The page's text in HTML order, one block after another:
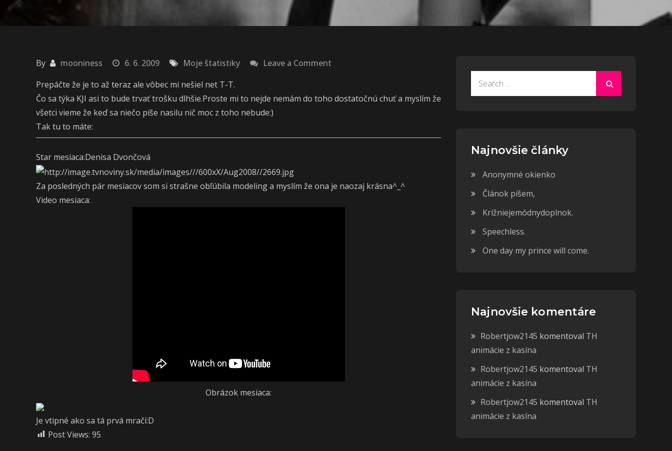
By mooniness 6. 6. 2009 Moje štatistiky Leave a Comment
Prepáčte že je to až teraz ale vôbec mi nešiel net T-T.
Čo sa týka KJI asi to bude trvať trošku dlhšie.Proste mi to nejde nemám do toho dostatočnú chuť a myslím že
všetci vieme že keď sa niečo píše nasilu nič moc z toho nebude:)
Tak tu to máte:
Star mesiaca:Denisa Dvončová
Za posledných pár mesiacov som si strašne obľúbila modeling a myslím že ona je naozaj krásna^_^
Video mesiaca:
Obrázok mesiaca:
Je vtipné ako sa tá prvá mračí:D
Post Views: 95
Najnovšie články
Anonymné okienko
Článok píšem,
Krížniejemódnydoplnok.
Speechless.
One day my prince will come.
Najnovšie komentáre
Robertjow2145 komentoval TH
animácie z kasína
Robertjow2145 komentoval TH
animácie z kasína
Robertjow2145 komentoval TH
animácie z kasína